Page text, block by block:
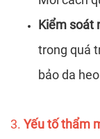
Kiểm soát
trong quá
bảo da
3. Yếu tố thẩm